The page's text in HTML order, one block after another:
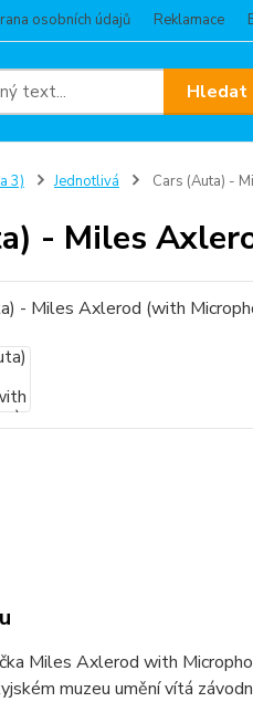
osobních údajů Reklamace
Hledat
3) Jednotlivá Cars (Auta) -
- Miles
Miles Axlerod with
muzeu umění vítá